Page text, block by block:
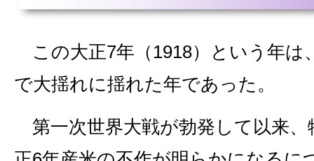
この大正7年（1918）という年は
で大揺れに揺れた年であった。
第一次世界大戦が勃発して以来、